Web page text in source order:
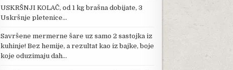
USKRŠNJI KOLAČ, od 1 kg brašna dobijate, 3
Uskršnje pletenice…
Savršene mermerne šare uz samo 2 sastojka iz
kuhinje! Bez hemije, a rezultat kao iz bajke, boje
koje oduzimaju dah…